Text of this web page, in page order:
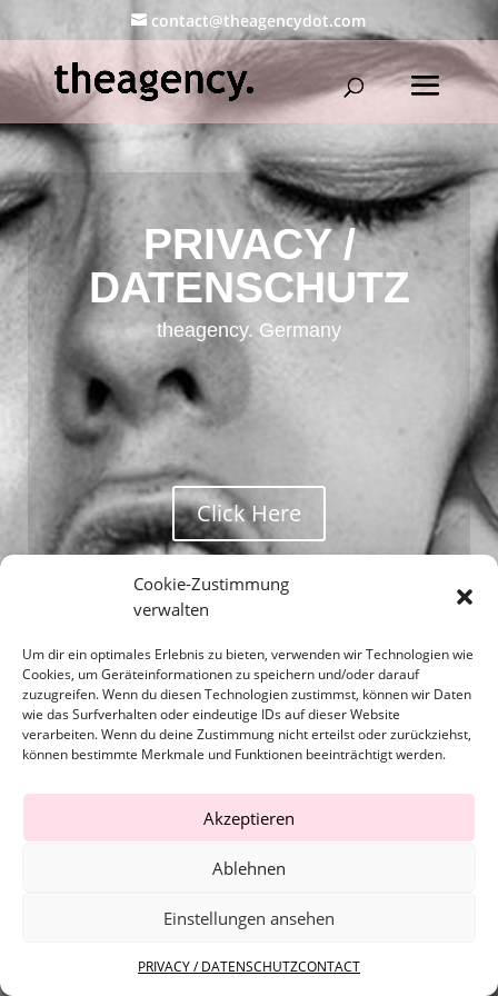
Cookie-Zustimmung
verwalten
Um dir ein optimales Erlebnis zu bieten, verwenden wir Technologien wie
Cookies, um Geräteinformationen zu speichern und/oder darauf
zuzugreifen. Wenn du diesen Technologien zustimmst, können wir Daten
wie das Surfverhalten oder eindeutige IDs auf dieser Website
verarbeiten. Wenn du deine Zustimmung nicht erteilst oder zurückziehst,
können bestimmte Merkmale und Funktionen beeinträchtigt werden.
Akzeptieren
Ablehnen
Einstellungen ansehen
PRIVACY / DATENSCHUTZCONTACT
contact@theagencydot.com
PRIVACY /
DATENSCHUTZ
theagency. Germany
Click Here
Copyright © 2022 | theagency.